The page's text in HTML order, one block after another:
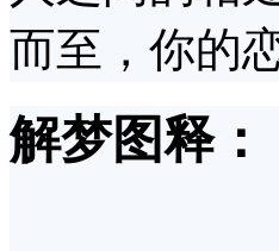
而至，你的
解梦图释：